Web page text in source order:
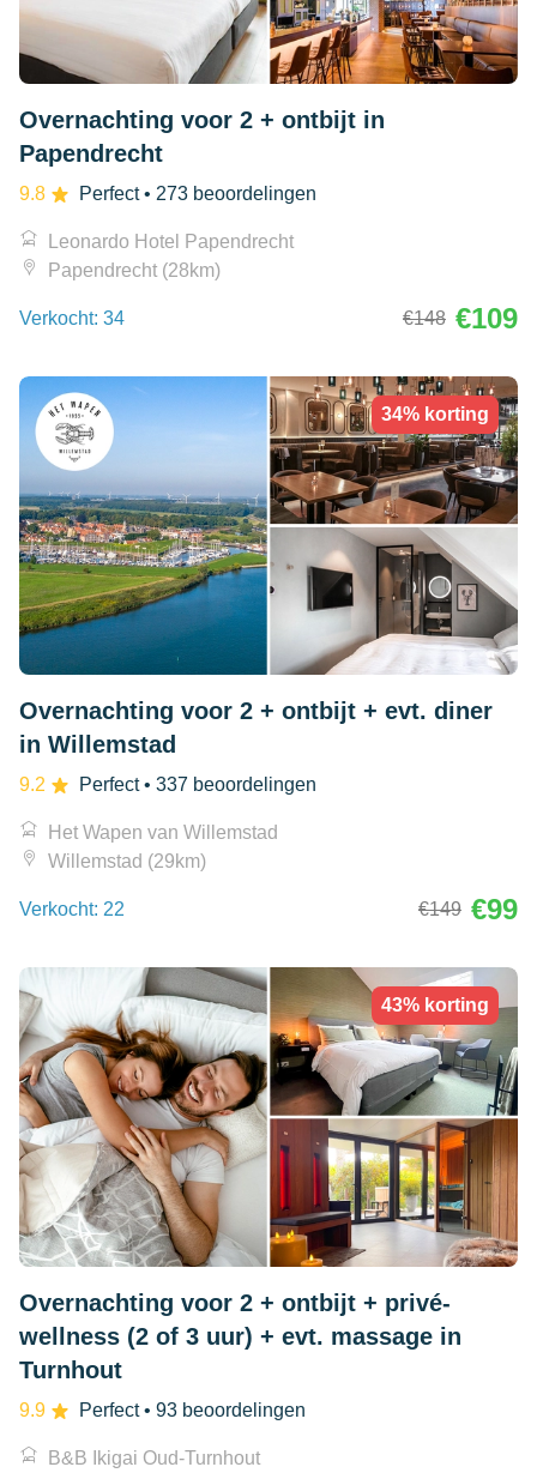
Overnachting voor 2 + ontbijt in
Papendrecht
9.8 Perfect• 273 beoordelingen
Leonardo Hotel Papendrecht
Papendrecht (28km)
Verkocht: 34 €148 €109
34% korting
Overnachting voor 2 + ontbijt + evt. diner
in Willemstad
9.2 Perfect• 337 beoordelingen
Het Wapen van Willemstad
Willemstad (29km)
Verkocht: 22 €149 €99
43% korting
Overnachting voor 2 + ontbijt + privé-
wellness (2 of 3 uur) + evt. massage in
Turnhout
9.9 Perfect• 93 beoordelingen
B&B Ikigai Oud-Turnhout